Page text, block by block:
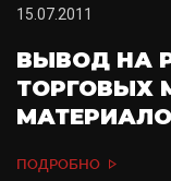
15.07.2011
ВЫВОД НА
ТОРГОВЫХ
ПОДРОБНО